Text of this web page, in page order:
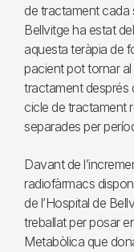
de tractament cada
Bellvitge ha estat
aquesta teràpia de
pacient pot tornar al
tractament després
cicle de tractament
separades per
Davant de
radiofàrmacs
de l’Hospital de
treballat per posar
Metabòlica que